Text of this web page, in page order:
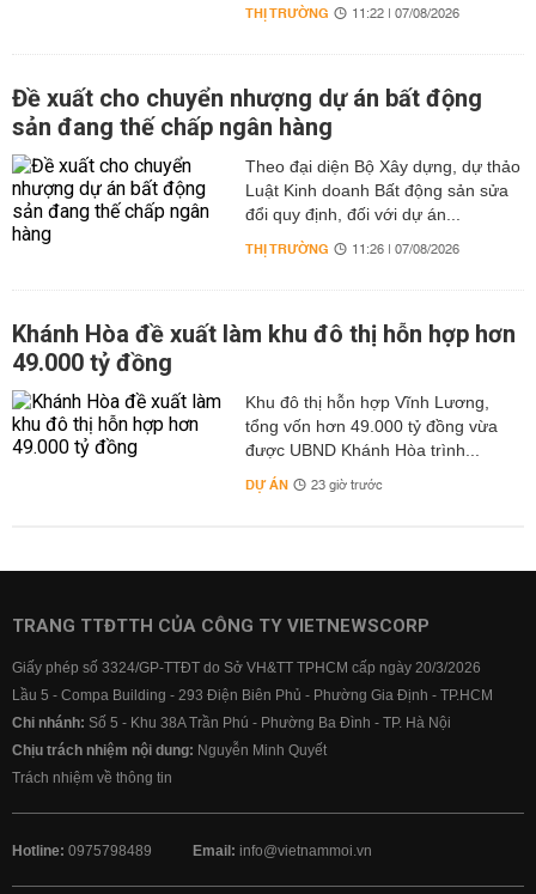
THỊ TRƯỜNG 11:22 | 07/08/2026
Đề xuất cho chuyển nhượng dự án bất động
sản đang thế chấp ngân hàng
Theo đại diện Bộ Xây dựng, dự thảo
Luật Kinh doanh Bất động sản sửa
đổi quy định, đối với dự án...
THỊ TRƯỜNG 11:26 | 07/08/2026
Khánh Hòa đề xuất làm khu đô thị hỗn hợp hơn
49.000 tỷ đồng
Khu đô thị hỗn hợp Vĩnh Lương,
tổng vốn hơn 49.000 tỷ đồng vừa
được UBND Khánh Hòa trình...
DỰ ÁN 23 giờ trước
TRANG TTĐTTH CỦA CÔNG TY VIETNEWSCORP
Giấy phép số 3324/GP-TTĐT do Sở VH&TT TPHCM cấp ngày 20/3/2026
Lầu 5 - Compa Building - 293 Điện Biên Phủ - Phường Gia Định - TP.HCM
Chi nhánh: Số 5 - Khu 38A Trần Phú - Phường Ba Đình - TP. Hà Nội
Chịu trách nhiệm nội dung: Nguyễn Minh Quyết
Trách nhiệm về thông tin
Hotline: 0975798489 Email: info@vietnammoi.vn